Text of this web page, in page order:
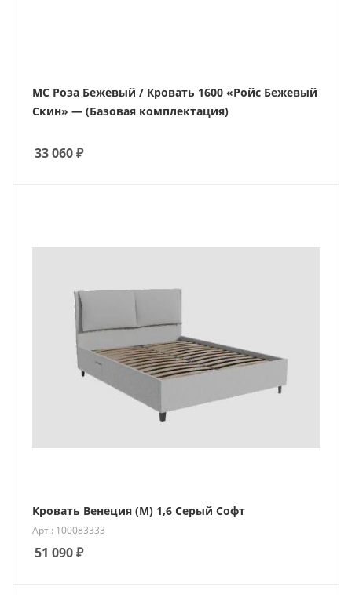
МС Роза Бежевый / Кровать 1600 «Ройс Бежевый
Скин» — (Базовая комплектация)
33 060₽
Кровать Венеция (М) 1,6 Серый Софт
Арт.: 100083333
51 090₽